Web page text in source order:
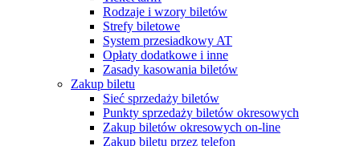
Rodzaje i wzory biletów
Strefy biletowe
System przesiadkowy AT
Opłaty dodatkowe i inne
Zasady kasowania biletów
Zakup biletu
Sieć sprzedaży biletów
Punkty sprzedaży biletów okresowych
Zakup biletów okresowych on-line
Zakup biletu przez telefon